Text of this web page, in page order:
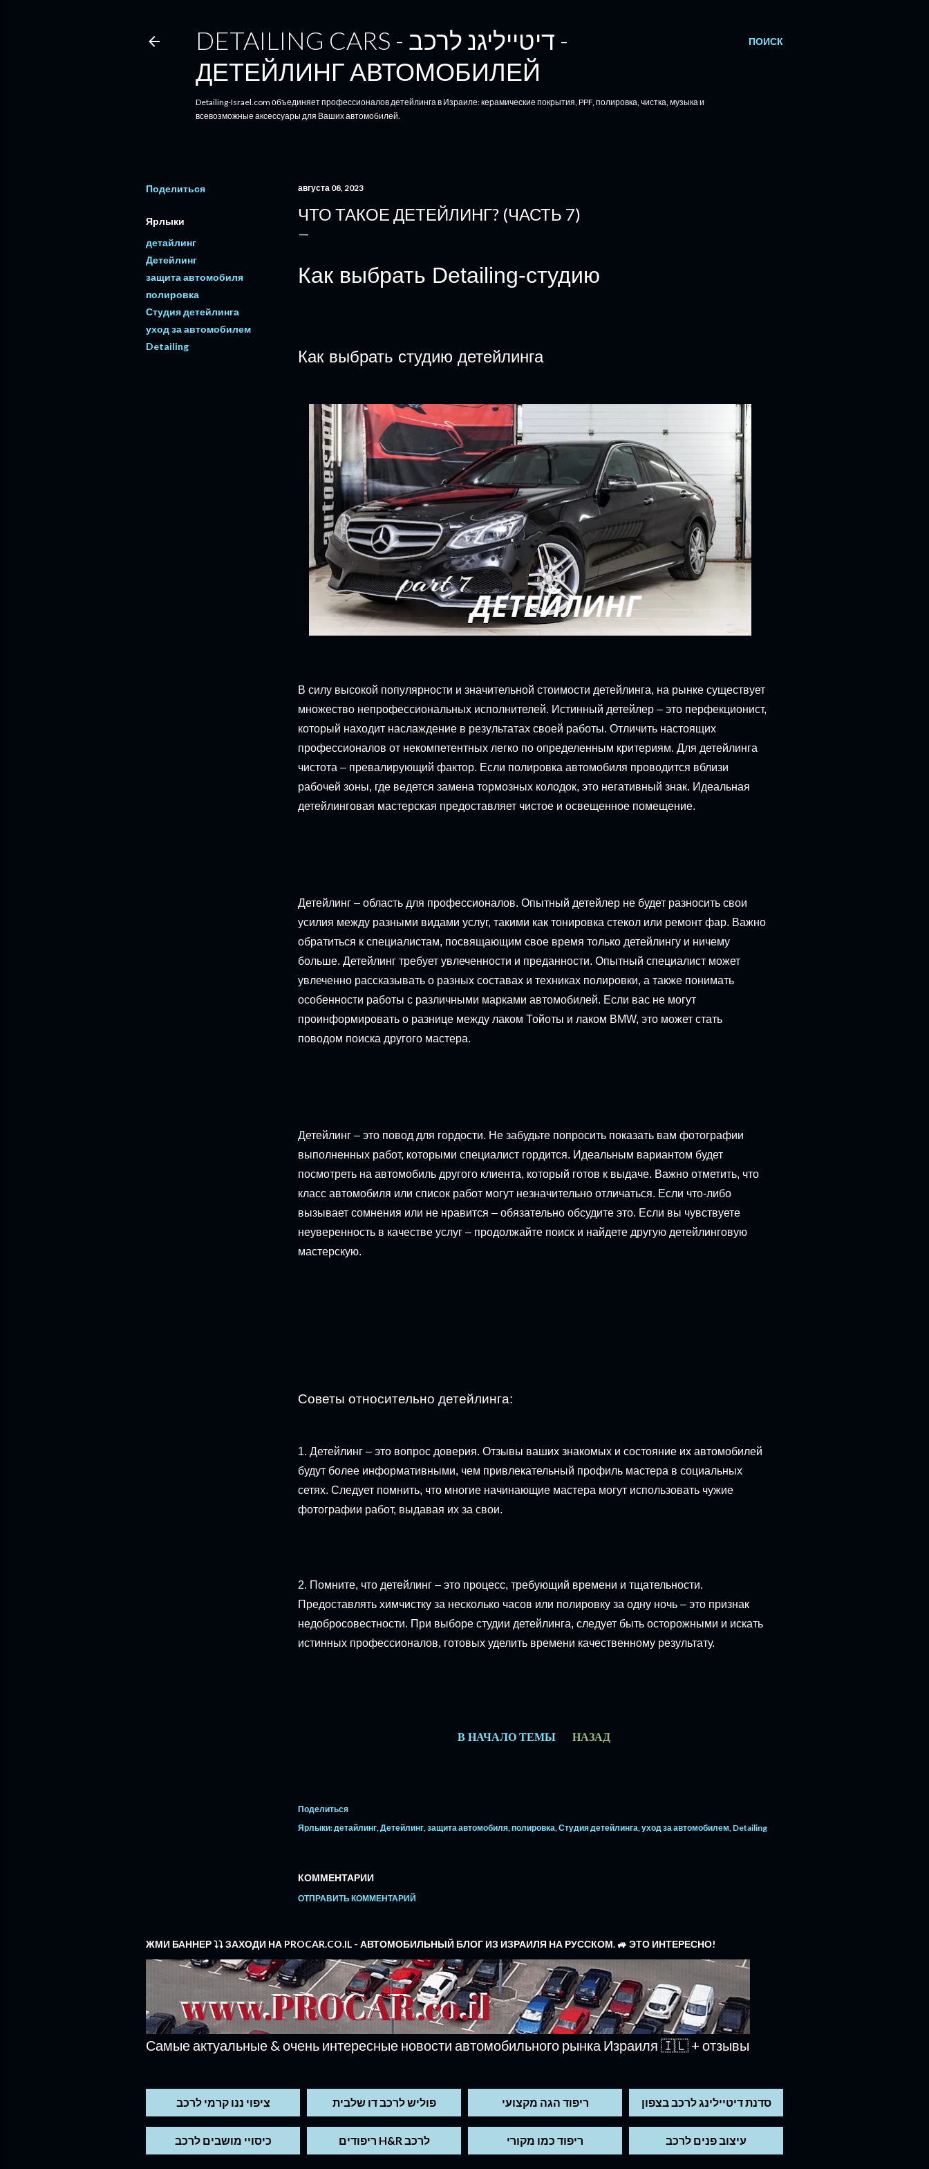
ПОИСК
DETAILING CARS - דיטייליגנ לרכב -
ДЕТЕЙЛИНГ АВТОМОБИЛЕЙ
Detailing-Israel.com объединяет профессионалов детейлинга в Израиле: керамические покрытия, PPF, полировка, чистка, музыка и
всевозможные аксессуары для Ваших автомобилей.
Поделиться
Ярлыки
детайлинг
Детейлинг
защита автомобиля
полировка
Студия детейлинга
уход за автомобилем
Detailing
августа 08, 2023
ЧТО ТАКОЕ ДЕТЕЙЛИНГ? (ЧАСТЬ 7)
Как выбрать Detailing-студию
Как выбрать студию детейлинга
В силу высокой популярности и значительной стоимости детейлинга, на рынке существует
множество непрофессиональных исполнителей. Истинный детейлер – это перфекционист,
который находит наслаждение в результатах своей работы. Отличить настоящих
профессионалов от некомпетентных легко по определенным критериям. Для детейлинга
чистота – превалирующий фактор. Если полировка автомобиля проводится вблизи
рабочей зоны, где ведется замена тормозных колодок, это негативный знак. Идеальная
детейлинговая мастерская предоставляет чистое и освещенное помещение.
Детейлинг – область для профессионалов. Опытный детейлер не будет разносить свои
усилия между разными видами услуг, такими как тонировка стекол или ремонт фар. Важно
обратиться к специалистам, посвящающим свое время только детейлингу и ничему
больше. Детейлинг требует увлеченности и преданности. Опытный специалист может
увлеченно рассказывать о разных составах и техниках полировки, а также понимать
особенности работы с различными марками автомобилей. Если вас не могут
проинформировать о разнице между лаком Тойоты и лаком BMW, это может стать
поводом поиска другого мастера.
Детейлинг – это повод для гордости. Не забудьте попросить показать вам фотографии
выполненных работ, которыми специалист гордится. Идеальным вариантом будет
посмотреть на автомобиль другого клиента, который готов к выдаче. Важно отметить, что
класс автомобиля или список работ могут незначительно отличаться. Если что-либо
вызывает сомнения или не нравится – обязательно обсудите это. Если вы чувствуете
неуверенность в качестве услуг – продолжайте поиск и найдете другую детейлинговую
мастерскую.
Советы относительно детейлинга:
1. Детейлинг – это вопрос доверия. Отзывы ваших знакомых и состояние их автомобилей
будут более информативными, чем привлекательный профиль мастера в социальных
сетях. Следует помнить, что многие начинающие мастера могут использовать чужие
фотографии работ, выдавая их за свои.
2. Помните, что детейлинг – это процесс, требующий времени и тщательности.
Предоставлять химчистку за несколько часов или полировку за одну ночь – это признак
недобросовестности. При выборе студии детейлинга, следует быть осторожными и искать
истинных профессионалов, готовых уделить времени качественному результату.
В НАЧАЛО ТЕМЫ НАЗАД
Поделиться
Ярлыки:детайлинг Детейлинг защита автомобиля полировка Студия детейлинга уход за автомобилем Detailing
КОММЕНТАРИИ
ОТПРАВИТЬ КОММЕНТАРИЙ
ЖМИ БАННЕР ⤵️⤵️ ЗАХОДИ НА PROCAR.CO.IL - АВТОМОБИЛЬНЫЙ БЛОГ ИЗ ИЗРАИЛЯ НА РУССКОМ. 🚙 ЭТО ИНТЕРЕСНО!
Самые актуальные & очень интересные новости автомобильного рынка Израиля 🇮🇱 + отзывы
ציפוי ננו קרמי לרכב פוליש לרכב דו שלבית ריפוד הגה מקצועי סדנת דיטיילינג לרכב בצפון
כיסויי מושבים לרכב ריפודים H&R לרכב ריפוד כמו מקורי עיצוב פנים לרכב